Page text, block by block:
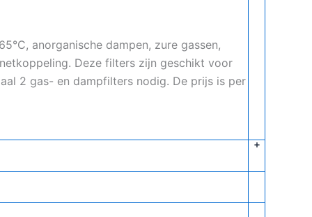
+
anorganische dampen, zure gassen,
Deze filters zijn geschikt voor
2 gas- en dampfilters nodig. De prijs is per